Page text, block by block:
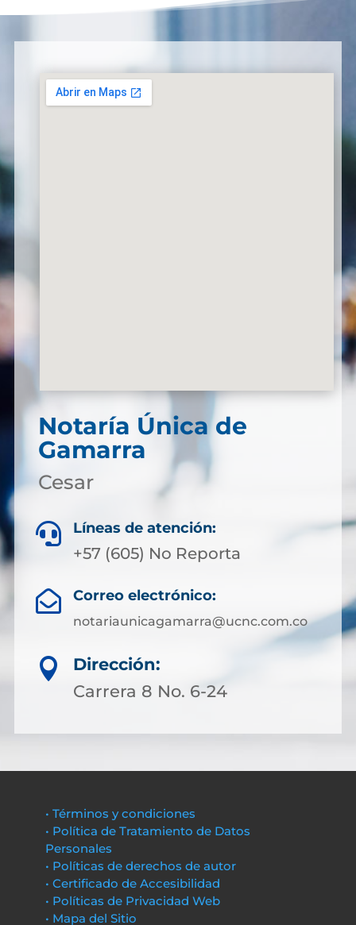
Notaría Única de
Gamarra
Cesar
 Líneas de atención:
+57 (605) No Reporta
 Correo electrónico:
notariaunicagamarra@ucnc.com.co

Dirección:
Carrera 8 No. 6-24
• Términos y condiciones
• Política de Tratamiento de Datos
Personales
• Políticas de derechos de autor
• Certificado de Accesibilidad
• Políticas de Privacidad Web
• Mapa del Sitio